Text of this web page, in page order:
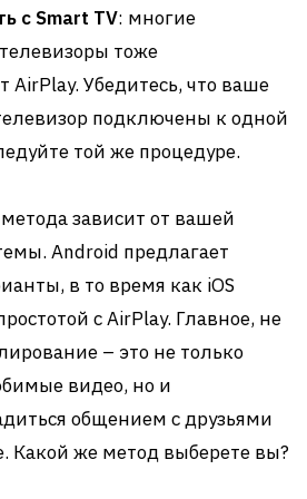
с Smart TV: многие
тоже
Убедитесь, что ваше
подключены к одной
той же процедуре.
зависит от вашей
Android предлагает
в то время как iOS
с AirPlay. Главное, не
– это не только
видео, но и
общением с друзьями
Какой же метод выберете вы?